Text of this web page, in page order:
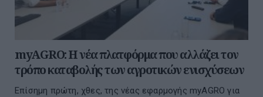
myAGRO: Η νέα πλατφόρμα που αλλάζει τον
τρόπο καταβολής των αγροτικών ενισχύσεων
Επίσημη πρώτη, χθες, της νέας εφαρμογής myAGRO για